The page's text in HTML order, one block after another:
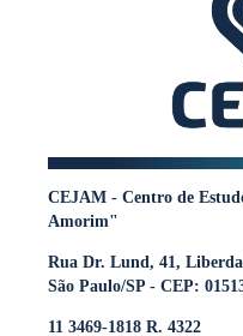
CEJAM - Centro de
Amorim"
Rua Dr. Lund, 41,
São Paulo/SP - CEP:
11 3469-1818 R. 4322